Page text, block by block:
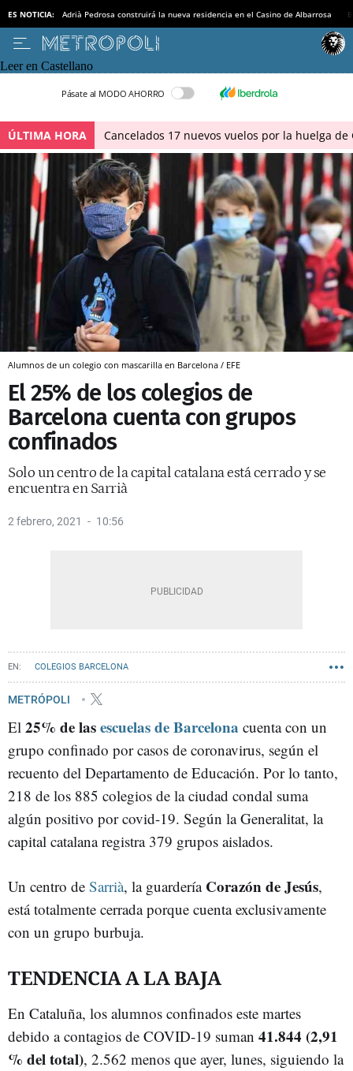
ES NOTICIA: Adrià Pedrosa construirá la nueva residencia en el Casino de Albarrosa
Leer en Castellano
Pásate al MODO AHORRO
ÚLTIMA HORA Cancelados 17 nuevos vuelos por la huelga
Alumnos de un colegio con mascarilla en Barcelona / EFE
El 25% de los colegios de
Barcelona cuenta con grupos
confinados
Solo un centro de la capital catalana está cerrado y se
encuentra en Sarrià
2 febrero, 2021 10:56
COLEGIOS BARCELONA
METRÓPOLI
El 25% de lasescuelas de Barcelona cuenta con un
grupo confinado por casos de coronavirus, según el
recuento del Departamento de Educación. Por lo tanto,
218 de los 885 colegios de la ciudad condal suma
algún positivo por covid-19. Según la Generalitat, la
capital catalana registra 379 grupos aislados.
Un centro de Sarrià, la guardería Corazón de Jesús,
está totalmente cerrada porque cuenta exclusivamente
con un grupo burbuja.
TENDENCIA A LA BAJA
En Cataluña, los alumnos confinados este martes
debido a contagios de COVID-19 suman 41.844 (2,91
% del total), 2.562 menos que ayer, lunes, siguiendo la